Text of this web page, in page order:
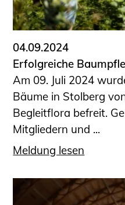
Funktionsprüfung
Abwasserleitungen
Vereinbarungen mit
Ingenieurkammern
Büronachfolge
Zusatzqualifikationen
Geschützter Bereich
Informationen für
Verbraucher
NRW)
Fachlisten
04.09.2024
Erfolgreiche
Am 09. Juli 2024
Bäume in Stolberg
Begleitflora befreit.
Mitgliedern und ...
Meldung lesen